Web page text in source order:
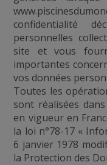
confidentialité
personnelles
site et vous
importantes
vos données
Toutes les
sont réalisées
en vigueur en
la loi n°78-17 «
6 janvier 1978
la Protection des